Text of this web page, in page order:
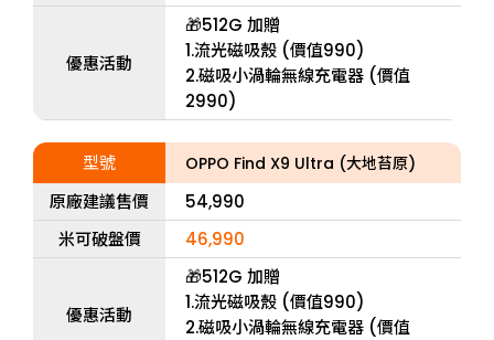
優惠活動
🎁512G 加贈
1.流光磁吸殼 (價值990)
2.磁吸小渦輪無線充電器 (價值
2990)
型號 OPPO Find X9 Ultra (大地苔原)
原廠建議售價
54,990
米可破盤價
46,990
優惠活動
🎁512G 加贈
1.流光磁吸殼 (價值990)
2.磁吸小渦輪無線充電器 (價值